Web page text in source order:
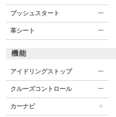
プッシュスタート ー
革シート ー
機能
アイドリングストップ ー
クルーズコントロール ー
カーナビ ○